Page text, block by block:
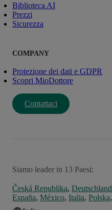
Biblioteca AI
Prezzi
Sicurezza
COMPANY
Protezione dei dati e GDPR
Scopri MioDottore
Contattaci
Siamo leader in 13 Paesi:
Česká Republika, Deutschland
España, México, Italia, Polska,